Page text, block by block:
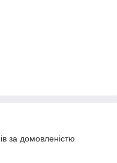
за домовленістю